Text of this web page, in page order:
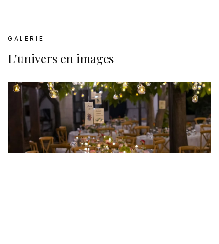
GALERIE
L'univers en images